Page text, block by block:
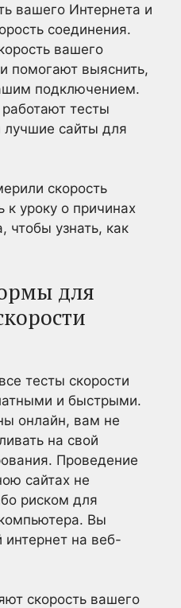
вашего Интернета и
соединения.
вашего
помогают выяснить,
подключением.
тесты
лучшие сайты для
скорость
к уроку о причинах
чтобы узнать, как
для
тесты скорости
и быстрыми.
онлайн, вам не
на свой
Проведение
сайтах не
риском для
Вы
на веб-
скорость вашего